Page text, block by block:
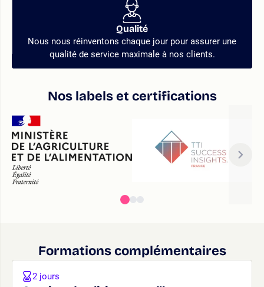
Qualité
Nous nous réinventons chaque jour pour assurer une
qualité de service maximale à nos clients.
Nos labels et certifications
Formations complémentaires
2 jours